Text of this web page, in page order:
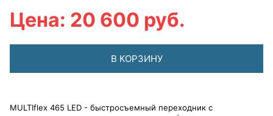
Цена: 20 600 руб.
В КОРЗИНУ
MULTIflex 465 LED - быстросъемный переходник с